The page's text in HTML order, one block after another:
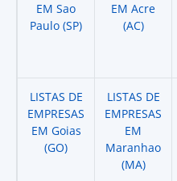
EM Sao
Paulo (SP)
EM Acre
(AC)
LISTAS DE
EMPRESAS
EM Goias
(GO)
LISTAS DE
EMPRESAS
EM
Maranhao
(MA)